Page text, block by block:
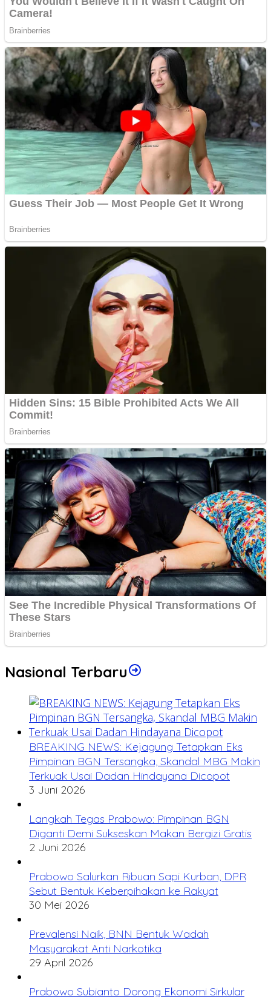
Nasional Terbaru
BREAKING NEWS: Kejagung Tetapkan Eks
Pimpinan BGN Tersangka, Skandal MBG Makin
Terkuak Usai Dadan Hindayana Dicopot
3 Juni 2026
Langkah Tegas Prabowo: Pimpinan BGN
Diganti Demi Sukseskan Makan Bergizi Gratis
2 Juni 2026
Prabowo Salurkan Ribuan Sapi Kurban, DPR
Sebut Bentuk Keberpihakan ke Rakyat
30 Mei 2026
Prevalensi Naik, BNN Bentuk Wadah
Masyarakat Anti Narkotika
29 April 2026
Prabowo Subianto Dorong Ekonomi Sirkular